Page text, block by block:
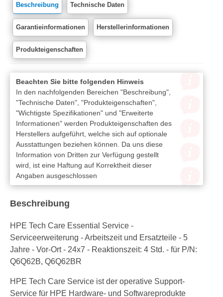
Beschreibung Technische Daten
Garantieinformationen Herstellerinformationen
Produkteigenschaften
Beachten Sie bitte folgenden Hinweis
In den nachfolgenden Bereichen "Beschreibung",
"Technische Daten", "Produkteigenschaften",
"Wichtigste Spezifikationen" und "Erweiterte
Informationen" werden Produkteigenschaften des
Herstellers aufgeführt, welche sich auf optionale
Ausstattungen beziehen können. Da uns diese
Information von Dritten zur Verfügung gestellt
wird, ist eine Haftung auf Korrektheit dieser
Angaben ausgeschlossen
Beschreibung
HPE Tech Care Essential Service -
Serviceerweiterung - Arbeitszeit und Ersatzteile - 5
Jahre - Vor-Ort - 24x7 - Reaktionszeit: 4 Std. - für P/N:
Q6Q62B, Q6Q62BR
HPE Tech Care Service ist der operative Support-
Service für HPE Hardware- und Softwareprodukte